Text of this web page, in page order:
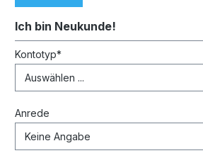
Ich bin Neukunde!
Persönliche Informationen
Kontotyp*
Anrede